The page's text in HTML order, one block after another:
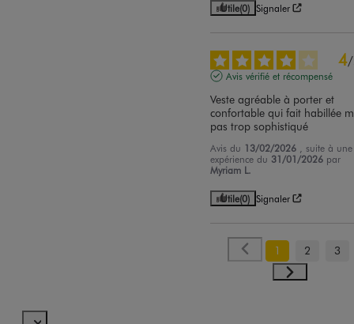
Utile(0) Signaler
4/
Avis vérifié et récompensé
Veste agréable à porter et
confortable qui fait habillée
pas trop sophistiqué
Avis du 13/02/2026 , suite à une
expérience du 31/01/2026 par
Myriam L.
Utile(0) Signaler
1 2 3